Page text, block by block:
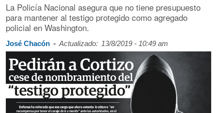
La Policía Nacional asegura que no tiene presupuesto
para mantener al testigo protegido como agregado
policial en Washington.
José Chacón - Actualizado: 13/8/2019 - 10:49 am